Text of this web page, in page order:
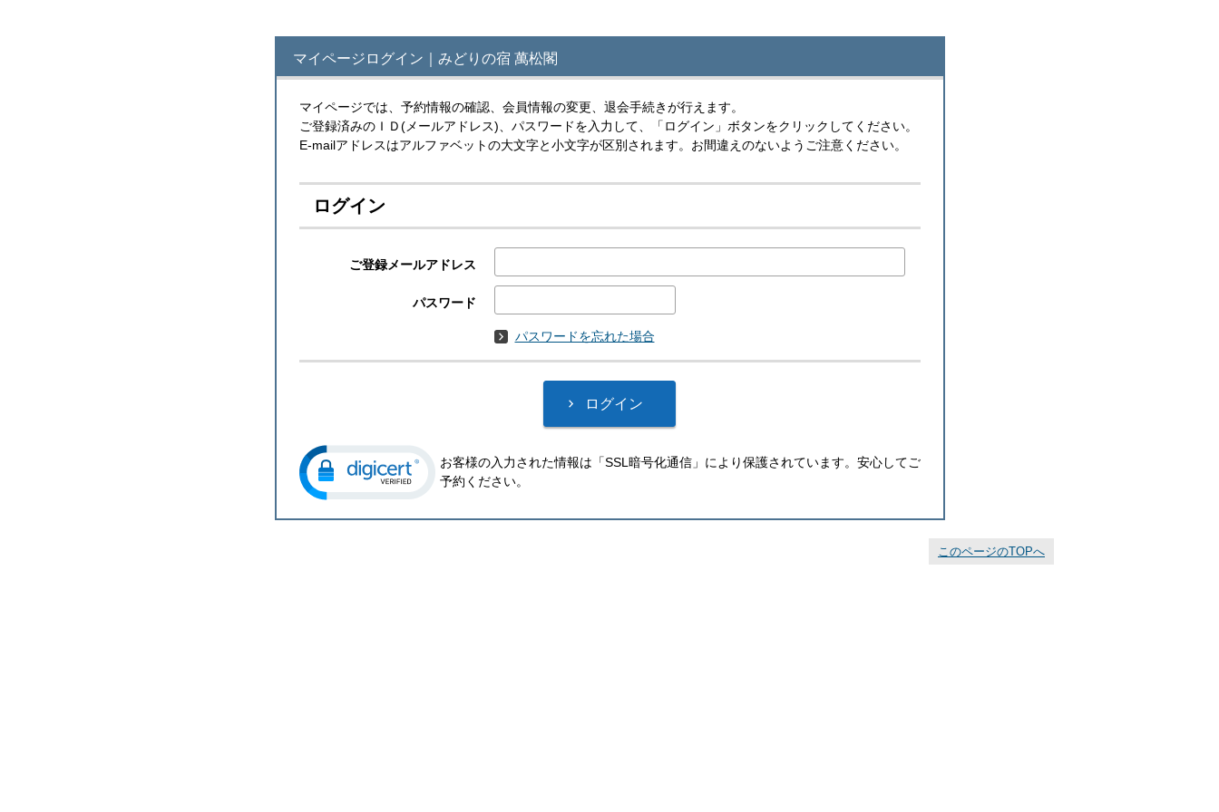
マイページログイン｜みどりの宿 萬松閣
マイページでは、予約情報の確認、会員情報の変更、退会手続きが行えます。
ご登録済みのＩＤ(メールアドレス)、パスワードを入力して、「ログイン」ボタンをクリックしてください。
E-mailアドレスはアルファベットの大文字と小文字が区別されます。お間違えのないようご注意ください。
ログイン
ご登録メールアドレス
パスワード
パスワードを忘れた場合
お客様の入力された情報は「SSL暗号化通信」により保護されています。安心してご
予約ください。
このページのTOPへ